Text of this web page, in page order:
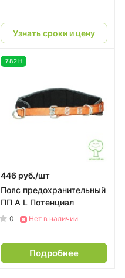
Узнать сроки и цену
782Н
446 руб./шт
Пояс предохранительный
ПП А L Потенциал
0 Нет в наличии
Подробнее